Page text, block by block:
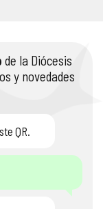
de la Diócesis
y novedades
QR.